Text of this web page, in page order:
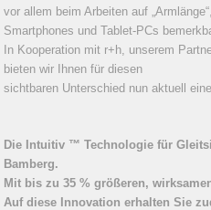
vor allem beim Arbeiten auf
Smartphones und Tablet-PCs
In Kooperation mit r+h, unserem
bieten wir Ihnen für diesen
sichtbaren Unterschied nun aktuell
Die Intuitiv ™ Technologie für
Bamberg.
Mit bis zu 35 % größeren,
Auf diese Innovation erhalten Sie